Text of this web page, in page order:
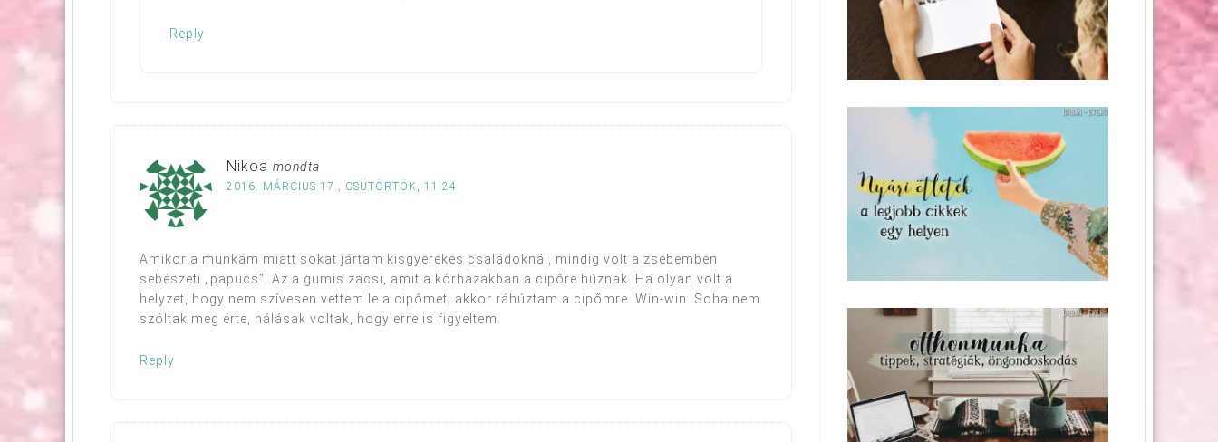
Reply
Nikoa mondta
2016. MÁRCIUS 17., CSÜTÖRTÖK, 11:24
Amikor a munkám miatt sokat jártam kisgyerekes családoknál, mindig volt a zsebemben
sebészeti „papucs”. Az a gumis zacsi, amit a kórházakban a cipőre húznak. Ha olyan volt a
helyzet, hogy nem szívesen vettem le a cipőmet, akkor ráhúztam a cipőmre. Win-win. Soha nem
szóltak meg érte, hálásak voltak, hogy erre is figyeltem.
Reply